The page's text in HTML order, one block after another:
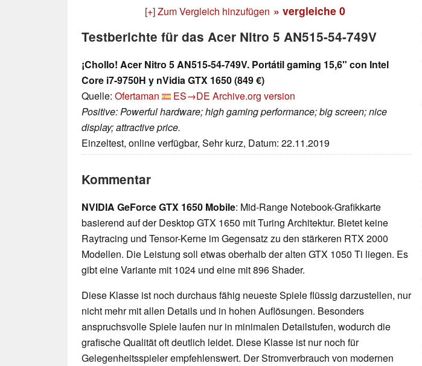
[+] Zum Vergleich hinzufügen » vergleiche 0
Testberichte für das Acer Nitro 5 AN515-54-749V
¡Chollo! Acer Nitro 5 AN515-54-749V. Portátil gaming 15,6" con Intel
Core i7-9750H y nVidia GTX 1650 (849 €)
Quelle: Ofertaman ES→DE Archive.org version
Positive: Powerful hardware; high gaming performance; big screen; nice
display; attractive price.
Einzeltest, online verfügbar, Sehr kurz, Datum: 22.11.2019
Kommentar
NVIDIA GeForce GTX 1650 Mobile: Mid-Range Notebook-Grafikkarte
basierend auf der Desktop GTX 1650 mit Turing Architektur. Bietet keine
Raytracing und Tensor-Kerne im Gegensatz zu den stärkeren RTX 2000
Modellen. Die Leistung soll etwas oberhalb der alten GTX 1050 Ti liegen. Es
gibt eine Variante mit 1024 und eine mit 896 Shader.
Diese Klasse ist noch durchaus fähig neueste Spiele flüssig darzustellen, nur
nicht mehr mit allen Details und in hohen Auflösungen. Besonders
anspruchsvolle Spiele laufen nur in minimalen Detailstufen, wodurch die
grafische Qualität oft deutlich leidet. Diese Klasse ist nur noch für
Gelegenheitsspieler empfehlenswert. Der Stromverbrauch von modernen